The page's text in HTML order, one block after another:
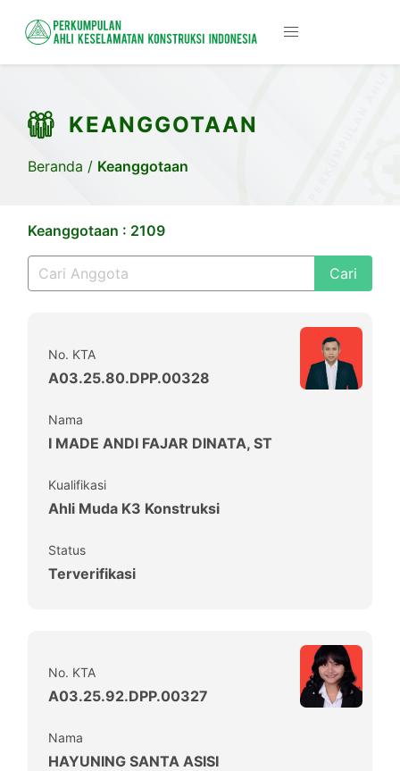
KEANGGOTAAN
Beranda / Keanggotaan
Keanggotaan : 2109
Cari
No. KTA
A03.25.80.DPP.00328
Nama
I MADE ANDI FAJAR DINATA, ST
Kualifikasi
Ahli Muda K3 Konstruksi
Status
Terverifikasi
No. KTA
A03.25.92.DPP.00327
Nama
HAYUNING SANTA ASISI